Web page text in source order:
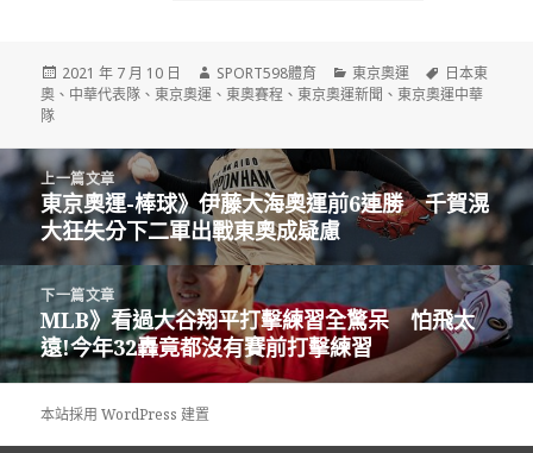
發
佈
2021 年 7 月 10 日
作
者
SPORT598體育
分
類
東京奧運
標
籤
日本東
奧 、 中華代表隊 、東京奧運 、東奧賽程 、東京奧運新聞 、東京奧運中華
隊
文
上一篇文章
上
一
篇
文
章:
東京奧運-棒球》伊藤大海奧運前6連勝 千賀滉
大狂失分下二軍出戰東奧成疑慮
下一篇文章
下
一
篇
文
MLB》看過大谷翔平打擊練習全驚呆 怕飛太
遠!今年32轟竟都沒有賽前打擊練習
本站採用 WordPress 建置